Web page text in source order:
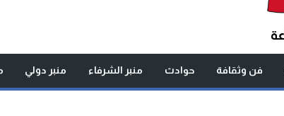
فن وثقافة حوادث منبر الشرفاء منبر دولي